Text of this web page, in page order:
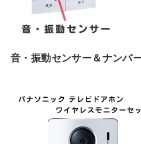
音・振動センサー＆ナンバ